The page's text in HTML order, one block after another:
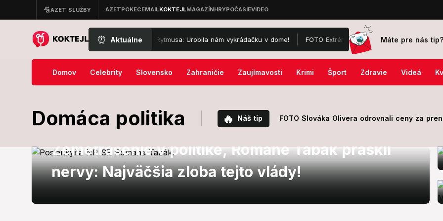
⏰ Aktuálne
Alarm a zásah policajtov u Jasminy a Rytmusa: Urobila nám vykrádačku v dome! FOTO Extrémny obrat počasia: Oravu zasiahli
Máte pre nás tip?
Domov Celebrity Slovensko Zahraničie Zaujímavosti Krimi Šport Zdravie Videá
Domáca politika 🔥 Náš tip FOTO Slováka Olivera odrovnali ceny za
Slovensko
Zemetrasenie v politike, Romane Tabák praskli
nervy: Najväčšia zloba tejto vlády!